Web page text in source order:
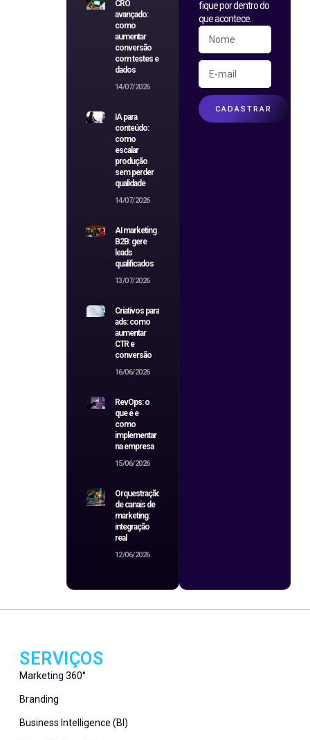
fique por dentro do
que acontece.
CADASTRAR
CRO
avançado:
como
aumentar
conversão
com testes e
dados
14/07/2026
IA para
conteúdo:
como
escalar
produção
sem perder
qualidade
14/07/2026
AI marketing
B2B: gere
leads
qualificados
13/07/2026
Criativos para
ads: como
aumentar
CTR e
conversão
16/06/2026
RevOps: o
que é e
como
implementar
na empresa
15/06/2026
Orquestração
de canais de
marketing:
integração
real
12/06/2026
SERVIÇOS
Marketing 360°
Branding
Business Intelligence (BI)